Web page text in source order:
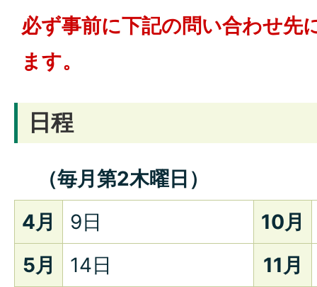
必ず事前に下記の問い合わせ先
ます。
日程
（毎月第2木曜日）
4月
9日
10月
5月
14日
11月